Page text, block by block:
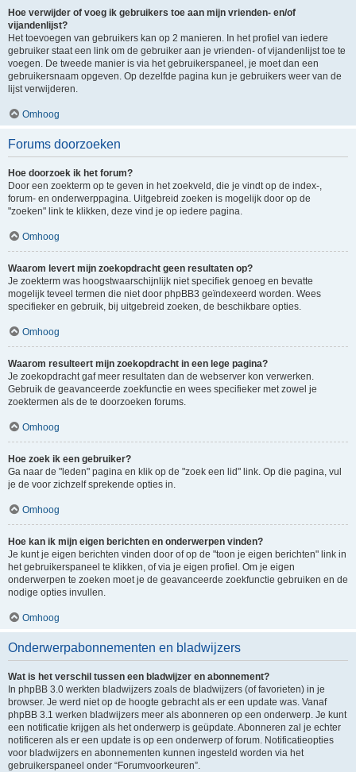
Hoe verwijder of voeg ik gebruikers toe aan mijn vrienden- en/of
vijandenlijst?
Het toevoegen van gebruikers kan op 2 manieren. In het profiel van iedere
gebruiker staat een link om de gebruiker aan je vrienden- of vijandenlijst toe te
voegen. De tweede manier is via het gebruikerspaneel, je moet dan een
gebruikersnaam opgeven. Op dezelfde pagina kun je gebruikers weer van de
lijst verwijderen.
Omhoog
Forums doorzoeken
Hoe doorzoek ik het forum?
Door een zoekterm op te geven in het zoekveld, die je vindt op de index-,
forum- en onderwerppagina. Uitgebreid zoeken is mogelijk door op de
"zoeken" link te klikken, deze vind je op iedere pagina.
Omhoog
Waarom levert mijn zoekopdracht geen resultaten op?
Je zoekterm was hoogstwaarschijnlijk niet specifiek genoeg en bevatte
mogelijk teveel termen die niet door phpBB3 geïndexeerd worden. Wees
specifieker en gebruik, bij uitgebreid zoeken, de beschikbare opties.
Omhoog
Waarom resulteert mijn zoekopdracht in een lege pagina?
Je zoekopdracht gaf meer resultaten dan de webserver kon verwerken.
Gebruik de geavanceerde zoekfunctie en wees specifieker met zowel je
zoektermen als de te doorzoeken forums.
Omhoog
Hoe zoek ik een gebruiker?
Ga naar de "leden" pagina en klik op de "zoek een lid" link. Op die pagina, vul
je de voor zichzelf sprekende opties in.
Omhoog
Hoe kan ik mijn eigen berichten en onderwerpen vinden?
Je kunt je eigen berichten vinden door of op de "toon je eigen berichten" link in
het gebruikerspaneel te klikken, of via je eigen profiel. Om je eigen
onderwerpen te zoeken moet je de geavanceerde zoekfunctie gebruiken en de
nodige opties invullen.
Omhoog
Onderwerpabonnementen en bladwijzers
Wat is het verschil tussen een bladwijzer en abonnement?
In phpBB 3.0 werkten bladwijzers zoals de bladwijzers (of favorieten) in je
browser. Je werd niet op de hoogte gebracht als er een update was. Vanaf
phpBB 3.1 werken bladwijzers meer als abonneren op een onderwerp. Je kunt
een notificatie krijgen als het onderwerp is geüpdate. Abonneren zal je echter
notificeren als er een update is op een onderwerp of forum. Notificatieopties
voor bladwijzers en abonnementen kunnen ingesteld worden via het
gebruikerspaneel onder “Forumvoorkeuren”.